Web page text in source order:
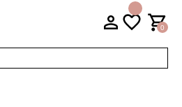
0